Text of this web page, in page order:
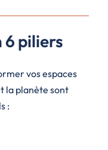
6 piliers
vos espaces
la planète sont
: